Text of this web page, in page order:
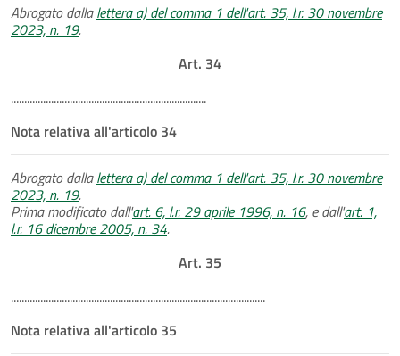
Abrogato dallalettera a) del comma 1 dell'art. 35, l.r. 30 novembre
2023, n. 19.
Art. 34
.........................................................................
Nota relativa all'articolo 34
Abrogato dallalettera a) del comma 1 dell'art. 35, l.r. 30 novembre
2023, n. 19.
Prima modificato dall'art. 6, l.r. 29 aprile 1996, n. 16, e dall'art. 1,
l.r. 16 dicembre 2005, n. 34.
Art. 35
...............................................................................................
Nota relativa all'articolo 35